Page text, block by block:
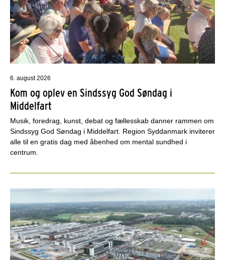
6. august 2026
Kom og oplev en Sindssyg God Søndag i
Middelfart
Musik, foredrag, kunst, debat og fællesskab danner rammen om
Sindssyg God Søndag i Middelfart. Region Syddanmark inviterer
alle til en gratis dag med åbenhed om mental sundhed i
centrum.